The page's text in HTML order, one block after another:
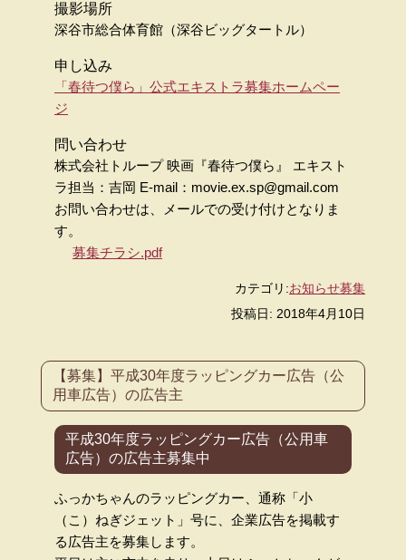
撮影場所
深谷市総合体育館（深谷ビッグタートル）
申し込み
「春待つ僕ら」公式エキストラ募集ホームペー
ジ
問い合わせ
株式会社トループ 映画『春待つ僕ら』 エキスト
ラ担当：吉岡 E-mail：movie.ex.sp@gmail.com
お問い合わせは、メールでの受け付けとなりま
す。
募集チラシ.pdf
カテゴリ:お知らせ募集
投稿日: 2018年4月10日
【募集】平成30年度ラッピングカー広告（公
用車広告）の広告主
平成30年度ラッピングカー広告（公用車
広告）の広告主募集中
ふっかちゃんのラッピングカー、通称「小
（こ）ねぎジェット」号に、企業広告を掲載す
る広告主を募集します。